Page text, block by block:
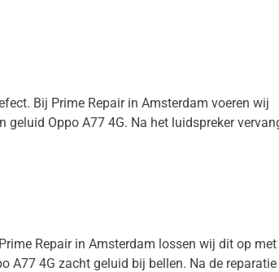
Bij Prime Repair in Amsterdam voeren wij
Oppo A77 4G. Na het luidspreker
Repair in Amsterdam lossen wij dit op met
A77 4G zacht geluid bij bellen. Na de